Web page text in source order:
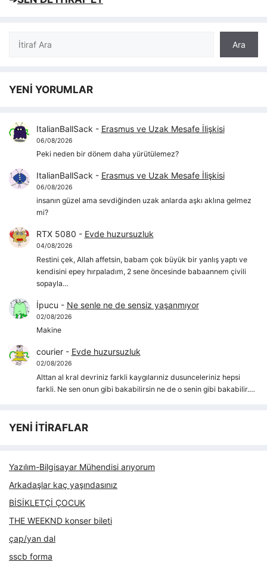
Ara
Ara
YENİ YORUMLAR
ItalianBallSack - Erasmus ve Uzak Mesafe İlişkisi
06/08/2026
Peki neden bir dönem daha yürütülemez?
ItalianBallSack - Erasmus ve Uzak Mesafe İlişkisi
06/08/2026
insanın güzel ama sevdiğinden uzak anlarda aşkı aklına gelmez
mi?
RTX 5080 - Evde huzursuzluk
04/08/2026
Restini çek, Allah affetsin, babam çok büyük bir yanlış yaptı ve
kendisini epey hırpaladım, 2 sene öncesinde babaannem çivili
sopayla…
İpucu - Ne senle ne de sensiz yaşanmıyor
02/08/2026
Makine
courier- Evde huzursuzluk
02/08/2026
Alttan al kral devriniz farkli kaygılarıniz dusunceleriniz hepsi
farkli. Ne sen onun gibi bakabilirsin ne de o senin gibi bakabilir.…
YENİ İTİRAFLAR
Yazılım-Bilgisayar Mühendisi arıyorum
Arkadaşlar kaç yaşındasınız
BİSİKLETÇİ ÇOCUK
THE WEEKND konser bileti
çap/yan dal
sscb forma